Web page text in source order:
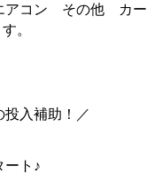
コン その他 カー
。
投入補助！／
ト♪